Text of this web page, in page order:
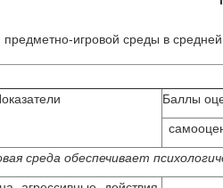
игровой среды в средней
Баллы
среда обеспечивает